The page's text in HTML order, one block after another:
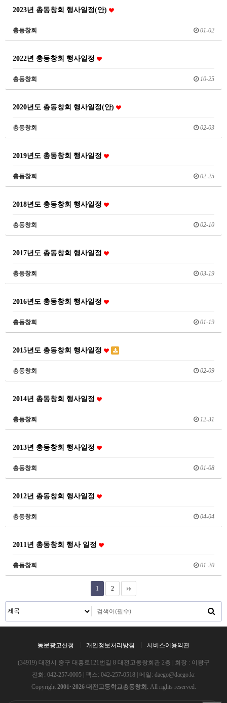
2023년 총동창회 행사일정(안)
총동창회 01-02
2022년 총동창회 행사일정
총동창회 10-25
2020년도 총동창회 행사일정(안)
총동창회 02-03
2019년도 총동창회 행사일정
총동창회 02-25
2018년도 총동창회 행사일정
총동창회 02-10
2017년도 총동창회 행사일정
총동창회 03-19
2016년도 총동창회 행사일정
총동창회 01-19
2015년도 총동창회 행사일정
총동창회 02-09
2014년 총동창회 행사일정
총동창회 12-31
2013년 총동창회 행사일정
총동창회 01-08
2012년 총동창회 행사일정
총동창회 04-04
2011년 총동창회 행사 일정
총동창회 01-20
1 2
동문광고신청 개인정보처리방침 서비스이용약관
(34919) 대전시 중구 대흥로121번길 8 대전고동창회관 2층 | 회장 : 이왕구
전화: 042-257-0005 | 팩스: 042-257-0518 | 메일: daego@daego.kr
Copyright 2001~2026 대전고등학교총동창회. All rights reserved.